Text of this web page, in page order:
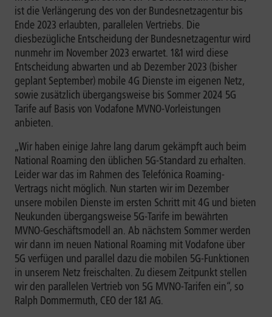
ist die Verlängerung des von der Bundesnetzagentur bis
Ende 2023 erlaubten, parallelen Vertriebs. Die
diesbezügliche Entscheidung der Bundesnetzagentur wird
nunmehr im November 2023 erwartet. 1&1 wird diese
Entscheidung abwarten und ab Dezember 2023 (bisher
geplant September) mobile 4G Dienste im eigenen Netz,
sowie zusätzlich übergangsweise bis Sommer 2024 5G
Tarife auf Basis von Vodafone MVNO-Vorleistungen
anbieten.
„Wir haben einige Jahre lang darum gekämpft auch beim
National Roaming den üblichen 5G-Standard zu erhalten.
Leider war das im Rahmen des Telefónica Roaming-
Vertrags nicht möglich. Nun starten wir im Dezember
unsere mobilen Dienste im ersten Schritt mit 4G und bieten
Neukunden übergangsweise 5G-Tarife im bewährten
MVNO-Geschäftsmodell an. Ab nächstem Sommer werden
wir dann im neuen National Roaming mit Vodafone über
5G verfügen und parallel dazu die mobilen 5G-Funktionen
in unserem Netz freischalten. Zu diesem Zeitpunkt stellen
wir den parallelen Vertrieb von 5G MVNO-Tarifen ein“, so
Ralph Dommermuth, CEO der 1&1 AG.